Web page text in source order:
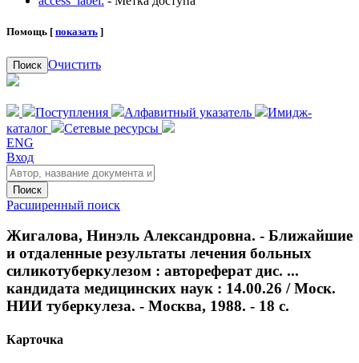
Помощь [ показать ]
Поиск Очистить
Поступления Алфавитный указатель
Имидж-
каталог
Сетевые ресурсы
ENG
Вход
Поиск
Расширенный поиск
Жигалова, Нинэль Александровна. - Ближайшие
и отдаленные результаты лечения больных
силикотуберкулезом : автореферат дис. ...
кандидата медицинских наук : 14.00.26 / Моск.
НИИ туберкулеза. - Москва, 1988. - 18 с.
Карточка